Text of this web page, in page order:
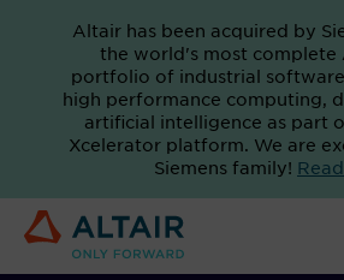
Altair has been acquired by
the world's most complete
portfolio of industrial
high performance computing,
artificial intelligence as part
Xcelerator platform. We are
Siemens family!